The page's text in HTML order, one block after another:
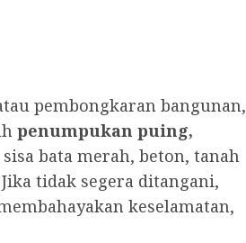
pembongkaran bangunan,
penumpukan puing,
bata merah, beton, tanah
tidak segera ditangani,
keselamatan,